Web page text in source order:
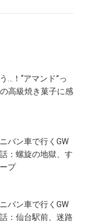
…！“アマンド”っ
高級焼き菓子に感
バン車で行くGW
：螺旋の地獄、す
プ
バン車で行くGW
：仙台駅前、迷路